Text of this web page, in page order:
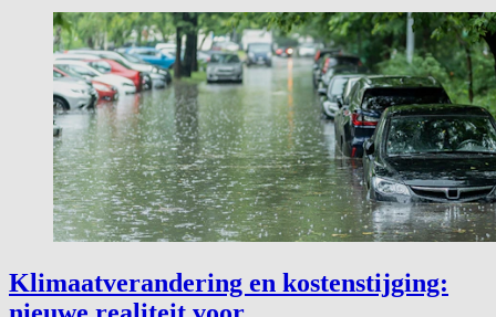
Klimaatverandering en kostenstijging: